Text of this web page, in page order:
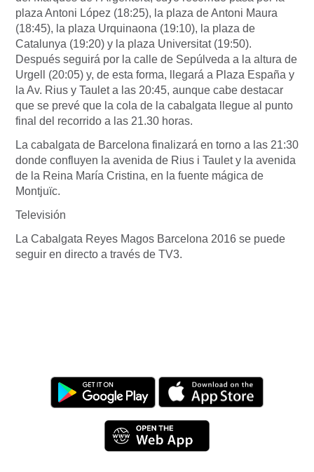
plaza Antoni López (18:25), la plaza de Antoni Maura
(18:45), la plaza Urquinaona (19:10), la plaza de
Catalunya (19:20) y la plaza Universitat (19:50).
Después seguirá por la calle de Sepúlveda a la altura de
Urgell (20:05) y, de esta forma, llegará a Plaza España y
la Av. Rius y Taulet a las 20:45, aunque cabe destacar
que se prevé que la cola de la cabalgata llegue al punto
final del recorrido a las 21.30 horas.
La cabalgata de Barcelona finalizará en torno a las 21:30
donde confluyen la avenida de Rius i Taulet y la avenida
de la Reina María Cristina, en la fuente mágica de
Montjuïc.
Televisión
La Cabalgata Reyes Magos Barcelona 2016 se puede
seguir en directo a través de TV3.